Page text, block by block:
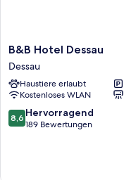
B&B
Hotel
Dessau
Dessau
B&B Hotel Dessau
Dessau
Haustiere erlaubt
Kostenloses WLAN
8.6
von
8,6 Hervorragend
189 Bewertungen